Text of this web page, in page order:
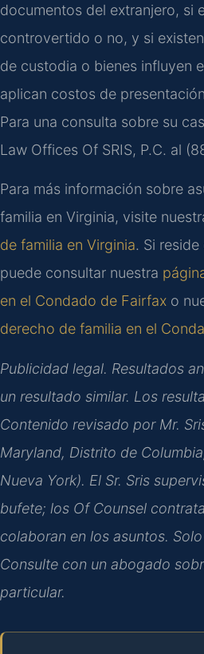
documentos del extranjero, si
controvertido o no, y si
de custodia o bienes influyen
aplican costos de
Para una consulta sobre su
Law Offices Of SRIS, P.C. al
Para más información sobre
familia en Virginia, visite
de familia en Virginia. Si
puede consultar nuestra
en el Condado de Fairfax o
derecho de familia en el
Publicidad legal. Resultados
un resultado similar. Los
Contenido revisado por Mr.
Maryland, Distrito de
Nueva York). El Sr. Sris
bufete; los Of Counsel
colaboran en los asuntos.
Consulte con un abogado
particular.